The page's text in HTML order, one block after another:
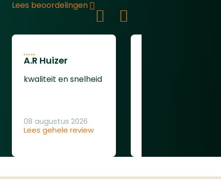
buitenWas apart van de andere was
Lees beoordelingen
A.R Huizer
kwaliteit en snelheid
Lees gehele review
08 augustus 2026